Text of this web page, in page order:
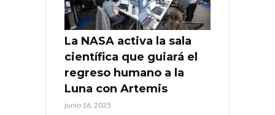
La NASA activa la sala
científica que guiará el
regreso humano a la
Luna con Artemis
junio 16, 2025